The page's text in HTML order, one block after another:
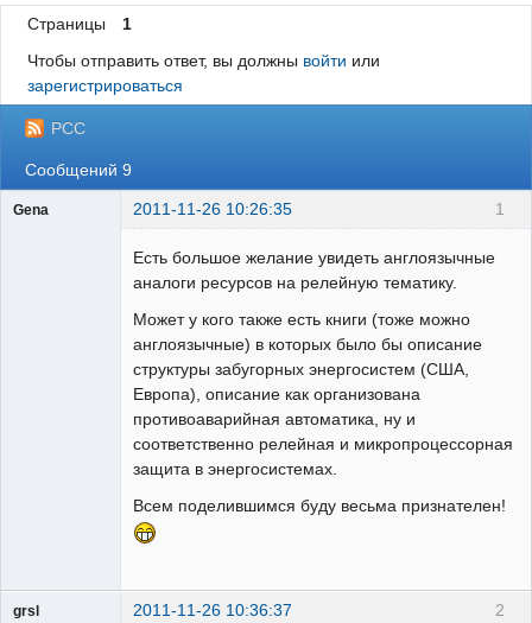
Страницы
1
Чтобы отправить ответ, вы должны войти или
зарегистрироваться
РСС
Сообщений 9
1
Gena 2011-11-26 10:26:35
Есть большое желание увидеть англоязычные
аналоги ресурсов на релейную тематику.
Может у кого также есть книги (тоже можно
англоязычные) в которых было бы описание
структуры забугорных энергосистем (США,
Европа), описание как организована
противоаварийная автоматика, ну и
соответственно релейная и микропроцессорная
защита в энергосистемах.
Всем поделившимся буду весьма признателен!
2
grsl 2011-11-26 10:36:37